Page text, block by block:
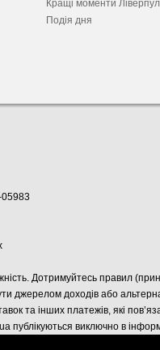
Кращі моменти
Подія дня
Дотримуйтесь правил
джерелом доходів або
та інших платежів, які
публікуються виключно в